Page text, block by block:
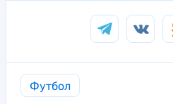
Футбол